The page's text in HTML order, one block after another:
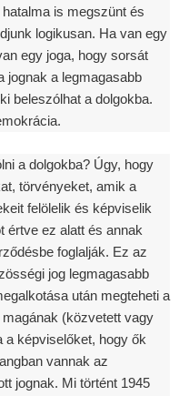
is megszünt és
logikusan. Ha van egy
egy joga, hogy sorsát
jognak a legmagasabb
beleszólhat a dolgokba.
a dolgokba? Úgy, hogy
törvényeket, amik a
felölelik és képviselik
értve ez alatt és annak
foglalják. Ez az
jog legmagasabb
után megteheti a
(közvetett vagy
képviselőket, hogy ők
vannak az
jognak. Mi történt 1945